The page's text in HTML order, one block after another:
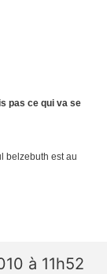
pas ce qui va se
belzebuth est au
à 11h52